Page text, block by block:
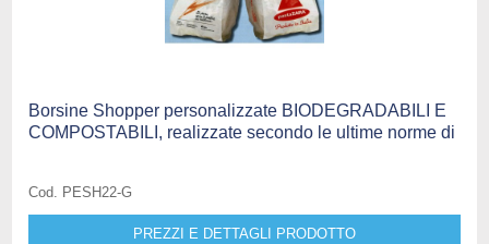
Borsine Shopper personalizzate BIODEGRADABILI E
COMPOSTABILI, realizzate secondo le ultime norme di
Cod. PESH22-G
PREZZI E DETTAGLI PRODOTTO